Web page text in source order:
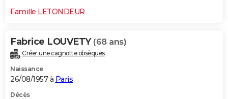
Famille LETONDEUR
Fabrice LOUVETY (68 ans)
Créer une cagnotte obsèques
Naissance
26/08/1957 à Paris
Décès